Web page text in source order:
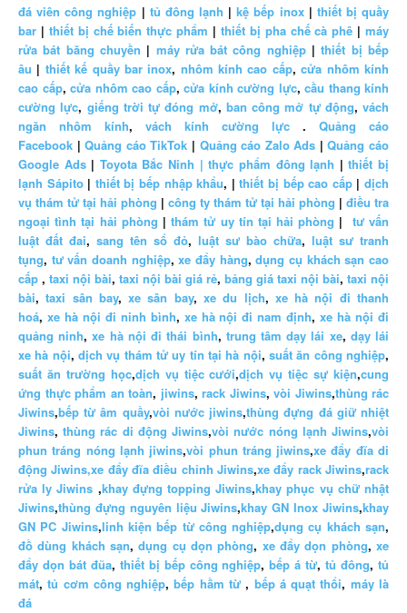
đá viên công nghiệp | tủ đông lạnh |kệ bếp inox| thiết bị quầy
bar | thiết bị chế biến thực phẩm | thiết bị pha chế cà phê | máy
rửa bát băng chuyền | máy rửa bát công nghiệp|thiết bị bếp
âu | thiết kế quầy bar inox, nhôm kính cao cấp,cửa nhôm kính
cao cấp, cửa nhôm cao cấp, cửa kính cường lực, cầu thang kính
cường lực, giếng trời tự đóng mở, ban công mở tự động, vách
ngăn nhôm kính, vách kính cường lực . Quảng cáo
Facebook |Quảng cáo TikTok | Quảng cáo Zalo Ads |Quảng cáo
Google Ads| Toyota Bắc Ninh | thực phẩm đông lạnh |thiết bị
lạnh Sápito | thiết bị bếp nhập khẩu, |thiết bị bếp cao cấp|dịch
vụ thám tử tại hải phòng | công ty thám tử tại hải phòng | điều tra
ngoại tình tại hải phòng |thám tử uy tín tại hải phòng | tư vấn
luật đất đai, sang tên sổ đỏ, luật sư bào chữa, luật sư tranh
tụng, tư vấn doanh nghiệp,xe đẩy hàng,dụng cụ khách sạn cao
cấp , taxi nội bài, taxi nội bài giá rẻ, bảng giá taxi nội bài, taxi nội
bài,taxi sân bay,xe sân bay,xe du lịch, xe hà nội đi thanh
hoá, xe hà nội đi ninh bình, xe hà nội đi nam định,xe hà nội đi
quảng ninh,xe hà nội đi thái bình, trung tâm dạy lái xe, dạy lái
xe hà nội,dịch vụ thám tử uy tín tại hà nội,suất ăn công nghiệp,
suất ăn trường học,dịch vụ tiệc cưới,dịch vụ tiệc sự kiện,cung
ứng thực phẩm an toàn, jiwins, rack Jiwins, vòi Jiwins,thùng rác
Jiwins,bếp từ âm quầy,vòi nước jiwins,thùng đựng đá giữ nhiệt
Jiwins,thùng rác di động Jiwins,vòi nước nóng lạnh Jiwins,vòi
phun tráng nóng lạnh jiwins,vòi phun tráng jiwins,xe đẩy đĩa di
động Jiwins,xe đẩy đĩa điều chỉnh Jiwins,xe đẩy rack Jiwins,rack
rửa ly Jiwins ,khay đựng topping Jiwins,khay phục vụ chữ nhật
Jiwins,thùng đựng nguyên liệu Jiwins,khay GN Inox Jiwins,khay
GN PC Jiwins,linh kiện bếp từ công nghiệp,dụng cụ khách sạn,
đồ dùng khách sạn,dụng cụ dọn phòng, xe đẩy dọn phòng,xe
đẩy dọn bát đũa, thiết bị bếp công nghiệp,bếp á từ,tủ đông,tủ
mát,tủ cơm công nghiệp,bếp hầm từ , bếp á quạt thổi, máy là
đá